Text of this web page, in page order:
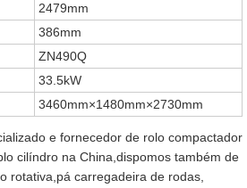
2479mm
386mm
ZN490Q
33.5kW
3460mm×1480mm×2730mm
e fornecedor de rolo compactador
cilíndro na China,dispomos também de
rotativa,pá carregadeira de rodas,